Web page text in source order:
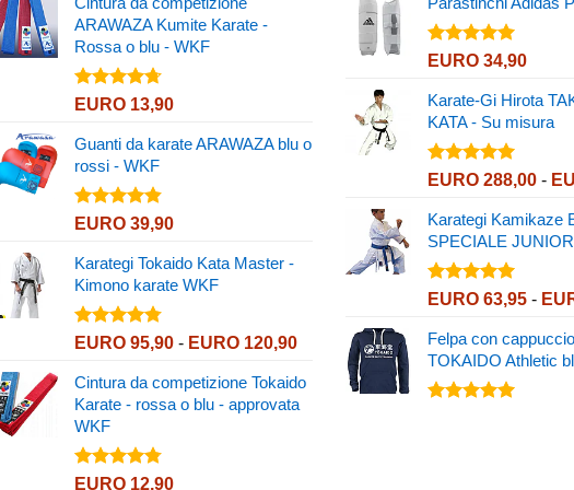
276,98
374,90
260,90
da
ARAWAZA Kumite Karate -
Rossa o blu - WKF
Valutato
EURO 13,90
Guanti da karate ARAWAZA blu o
rossi - WKF
Valutato
EURO 39,90
Karategi Tokaido Kata Master -
Kimono karate WKF
Valutato
EURO 95,90 - EURO 120,90Fascia
prezzo:
da
Cintura da competizione Tokaido
Karate - rossa o blu - approvata
WKF
Valutato
EURO 12,90
Valutato
EURO 34,90
Karate-Gi Hirota
KATA - Su misura
Valutato
EURO 288,00 -
Karategi Kamikaze
SPECIALE JUNIOR
Valutato
EURO 63,95 -
Felpa con
TOKAIDO Athletic